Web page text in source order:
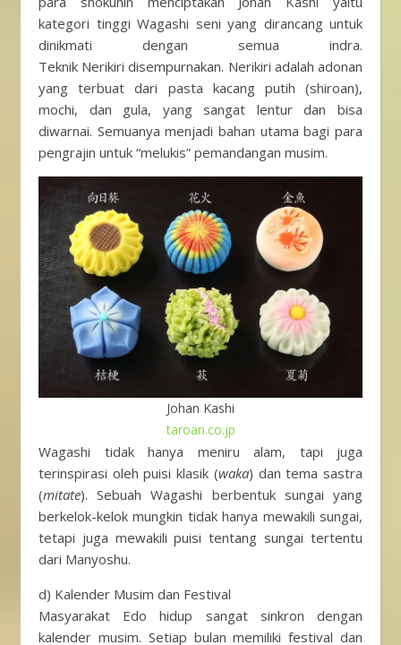
kategori tinggi Wagashi seni yang dirancang untuk
dinikmati dengan semua indra.
Teknik Nerikiri disempurnakan. Nerikiri adalah adonan
yang terbuat dari pasta kacang putih (shiroan),
mochi, dan gula, yang sangat lentur dan bisa
diwarnai. Semuanya menjadi bahan utama bagi para
pengrajin untuk “melukis” pemandangan musim.
Johan Kashi
taroan.co.jp
Wagashi tidak hanya meniru alam, tapi juga
terinspirasi oleh puisi klasik (waka) dan tema sastra
(mitate). Sebuah Wagashi berbentuk sungai yang
berkelok-kelok mungkin tidak hanya mewakili sungai,
tetapi juga mewakili puisi tentang sungai tertentu
dari Manyoshu.
d) Kalender Musim dan Festival
Masyarakat Edo hidup sangat sinkron dengan
kalender musim. Setiap bulan memiliki festival dan